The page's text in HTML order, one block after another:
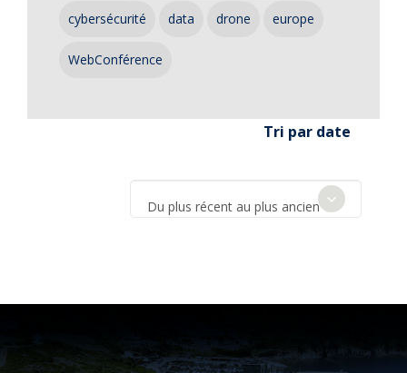
cybersécurité data drone europe
WebConférence
Tri par date
Du plus récent au plus ancien